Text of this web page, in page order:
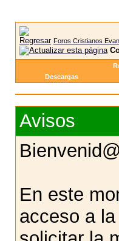
Foros Cristianos
Descargas
Avisos
En este
acceso a